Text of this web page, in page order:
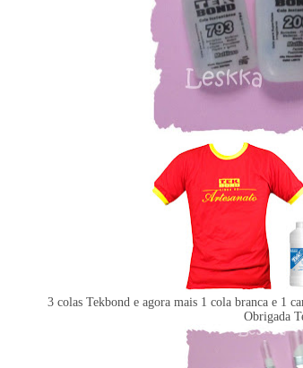
3 colas Tekbond e agora mais 1 cola branca e 1
Obrigada